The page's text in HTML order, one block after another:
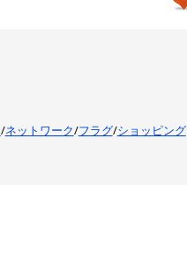
/ネットワーク/フラグ/ショッピング